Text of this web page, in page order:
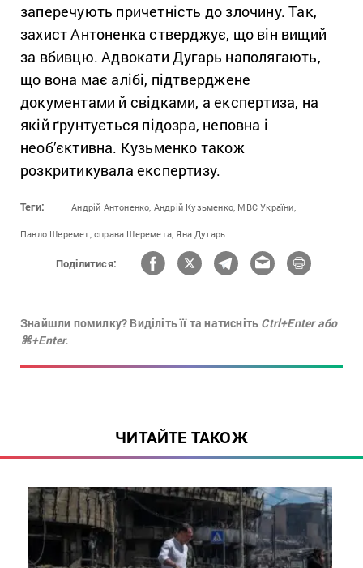
заперечують причетність до злочину. Так,
захист Антоненка стверджує, що він вищий
за вбивцю. Адвокати Дугарь наполягають,
що вона має алібі, підтверджене
документами й свідками, а експертиза, на
якій ґрунтується підозра, неповна і
необ’єктивна. Кузьменко також
розкритикувала експертизу.
Теги: Андрій Антоненко, Андрій Кузьменко, МВС України,
Павло Шеремет, справа Шеремета, Яна Дугарь
Поділитися:
Знайшли помилку? Виділіть її та натисніть Ctrl+Enter або
⌘+Enter.
ЧИТАЙТЕ ТАКОЖ